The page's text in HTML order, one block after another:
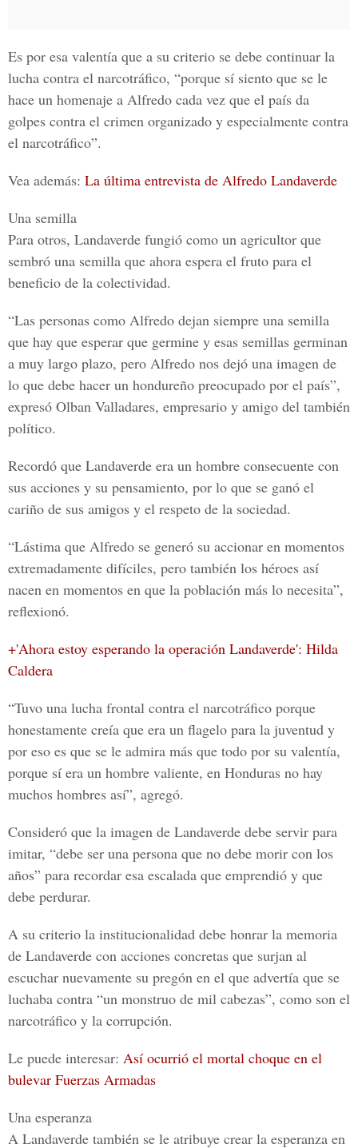
Es por esa valentía que a su criterio se debe continuar la
lucha contra el narcotráfico, “porque sí siento que se le
hace un homenaje a Alfredo cada vez que el país da
golpes contra el crimen organizado y especialmente contra
el narcotráfico”.
Vea además: La última entrevista de Alfredo Landaverde
Una semilla
Para otros, Landaverde fungió como un agricultor que
sembró una semilla que ahora espera el fruto para el
beneficio de la colectividad.
“Las personas como Alfredo dejan siempre una semilla
que hay que esperar que germine y esas semillas germinan
a muy largo plazo, pero Alfredo nos dejó una imagen de
lo que debe hacer un hondureño preocupado por el país”,
expresó Olban Valladares, empresario y amigo del también
político.
Recordó que Landaverde era un hombre consecuente con
sus acciones y su pensamiento, por lo que se ganó el
cariño de sus amigos y el respeto de la sociedad.
“Lástima que Alfredo se generó su accionar en momentos
extremadamente difíciles, pero también los héroes así
nacen en momentos en que la población más lo necesita”,
reflexionó.
+'Ahora estoy esperando la operación Landaverde': Hilda
Caldera
“Tuvo una lucha frontal contra el narcotráfico porque
honestamente creía que era un flagelo para la juventud y
por eso es que se le admira más que todo por su valentía,
porque sí era un hombre valiente, en Honduras no hay
muchos hombres así”, agregó.
Consideró que la imagen de Landaverde debe servir para
imitar, “debe ser una persona que no debe morir con los
años” para recordar esa escalada que emprendió y que
debe perdurar.
A su criterio la institucionalidad debe honrar la memoria
de Landaverde con acciones concretas que surjan al
escuchar nuevamente su pregón en el que advertía que se
luchaba contra “un monstruo de mil cabezas”, como son el
narcotráfico y la corrupción.
Le puede interesar: Así ocurrió el mortal choque en el
bulevar Fuerzas Armadas
Una esperanza
A Landaverde también se le atribuye crear la esperanza en